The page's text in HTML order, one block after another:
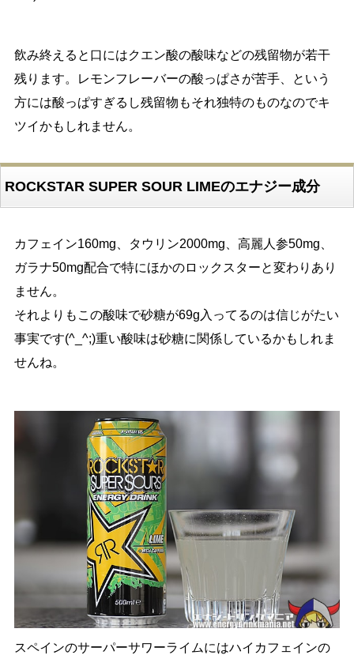
飲み終えると口にはクエン酸の酸味などの残留物が若干
残ります。レモンフレーバーの酸っぱさが苦手、という
方には酸っぱすぎるし残留物もそれ独特のものなのでキ
ツイかもしれません。
ROCKSTAR SUPER SOUR LIMEのエナジー成分
カフェイン160mg、タウリン2000mg、高麗人参50mg、
ガラナ50mg配合で特にほかのロックスターと変わりあり
ません。
それよりもこの酸味で砂糖が69g入ってるのは信じがたい
事実です(^_^;)重い酸味は砂糖に関係しているかもしれま
せんね。
スペインのサーパーサワーライムにはハイカフェインの